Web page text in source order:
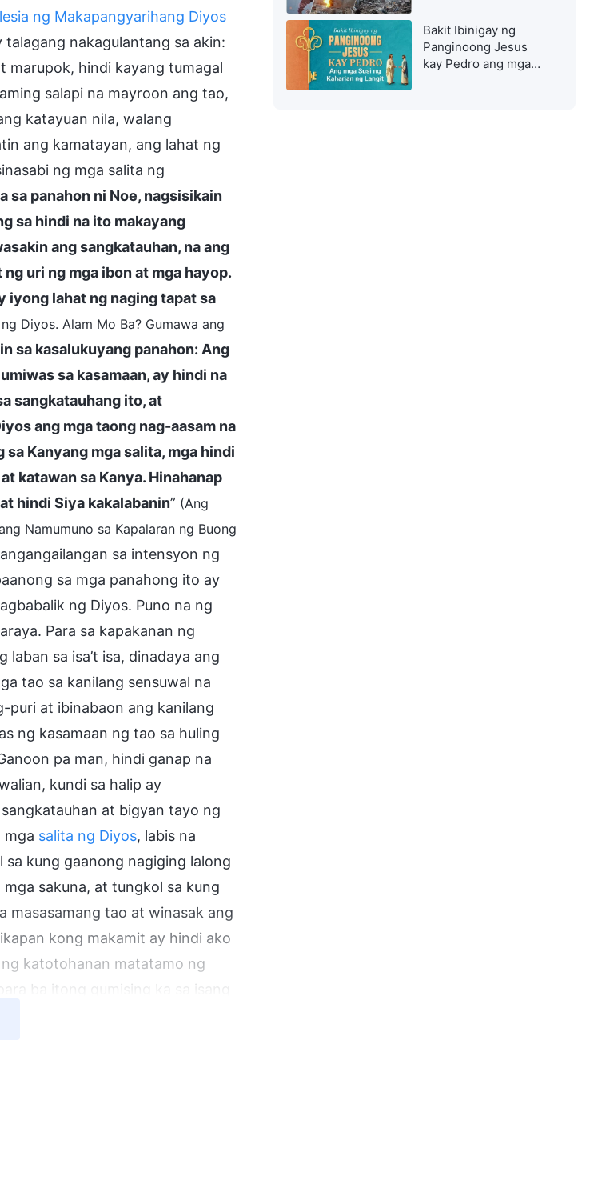
ng Makapangyarihang Diyos
nakagulantang sa akin:
marupok, hindi kayang tumagal
salapi na mayroon ang tao,
katayuan nila, walang
ang kamatayan, ang lahat ng
ng mga salita ng
sa panahon ni Noe, nagsisikain
sa hindi na ito makayang
ang sangkatauhan, na ang
uri ng mga ibon at mga hayop.
iyong lahat ng naging tapat sa
Diyos. Alam Mo Ba? Gumawa ang
sa kasalukuyang panahon: Ang
sa kasamaan, ay hindi na
sangkatauhang ito, at
ang mga taong nag-aasam na
Kanyang mga salita, mga hindi
katawan sa Kanya. Hinahanap
hindi Siya kakalabanin” (Ang
Namumuno sa Kapalaran ng Buong
sa intensyon ng
sa mga panahong ito ay
ng Diyos. Puno na ng
Para sa kapakanan ng
sa isa’t isa, dinadaya ang
tao sa kanilang sensuwal na
puri at ibinabaon ang kanilang
ng kasamaan ng tao sa huling
pa man, hindi ganap na
kundi sa halip ay
at bigyan tayo ng
mga salita ng Diyos, labis na
kung gaanong nagiging lalong
sakuna, at tungkol sa kung
masasamang tao at winasak ang
kong makamit ay hindi ako
katotohanan matatamo ng
ba itong gumising ka sa isang
harapan ng Diyos at tanggapin
diyan, nag-umpisa akong
nagbabasa-basa ako sa web
Bakit Ibinigay ng
Panginoong Jesus
kay Pedro ang mga